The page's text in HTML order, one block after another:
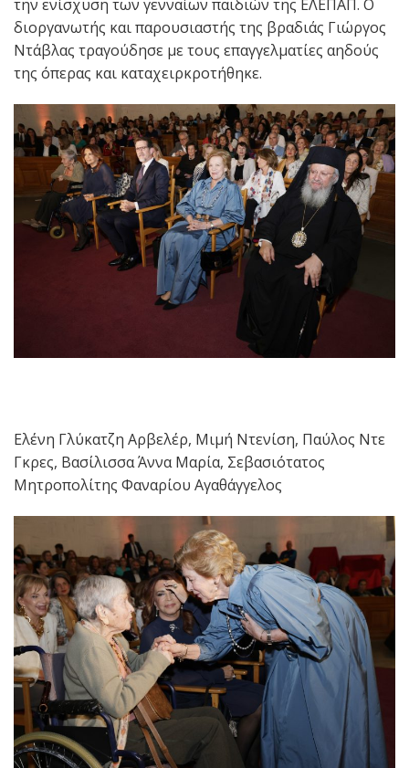
την ενίσχυση των γενναίων παιδιών της ΕΛΕΠΑΠ. Ο
διοργανωτής και παρουσιαστής της βραδιάς Γιώργος
Ντάβλας τραγούδησε με τους επαγγελματίες αηδούς
της όπερας και καταχειρκροτήθηκε.
Ελένη Γλύκατζη Αρβελέρ, Μιμή Ντενίση, Παύλος Ντε
Γκρες, Βασίλισσα Άννα Μαρία, Σεβασιότατος
Μητροπολίτης Φαναρίου Αγαθάγγελος